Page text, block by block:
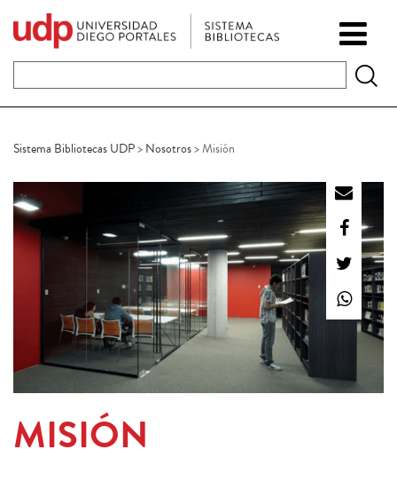
Sistema Bibliotecas UDP>Nosotros>Misión
MISIÓN